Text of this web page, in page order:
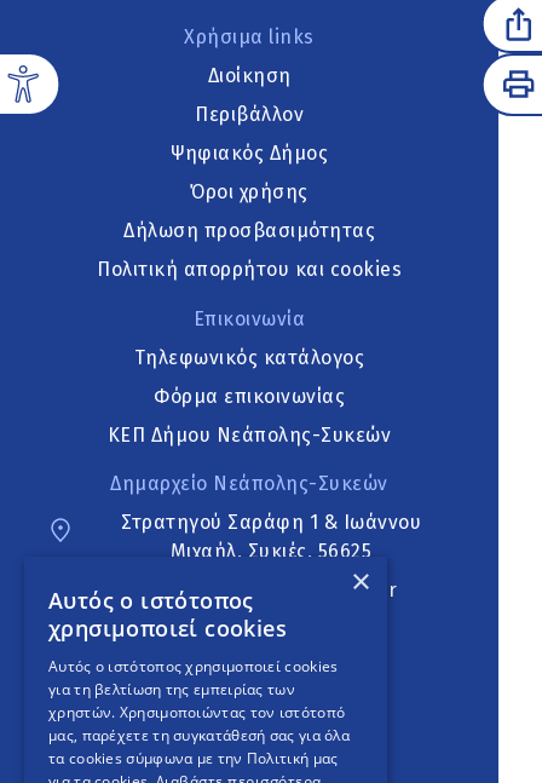
Χρήσιμα links
Διοίκηση
Περιβάλλον
Ψηφιακός Δήμος
Όροι χρήσης
Δήλωση προσβασιμότητας
Πολιτική απορρήτου και cookies
Επικοινωνία
Τηλεφωνικός κατάλογος
Φόρμα επικοινωνίας
ΚΕΠ Δήμου Νεάπολης-Συκεών
Δημαρχείο Νεάπολης-Συκεών
Στρατηγού Σαράφη 1 & Ιωάννου
Μιχαήλ, Συκιές, 56625
neapoli.sykies@ddt.gov.gr
Ακολουθήστε
English Version
×
Αυτός ο ιστότοπος
χρησιμοποιεί cookies
Αυτός ο ιστότοπος χρησιμοποιεί cookies
για τη βελτίωση της εμπειρίας των
χρηστών. Χρησιμοποιώντας τον ιστότοπό
μας, παρέχετε τη συγκατάθεσή σας για όλα
τα cookies σύμφωνα με την Πολιτική μας